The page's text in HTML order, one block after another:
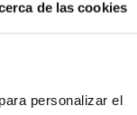
de las cookies
personalizar el